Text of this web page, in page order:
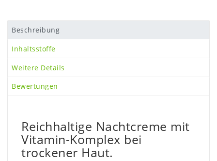
Beschreibung
Inhaltsstoffe
Weitere Details
Bewertungen
Reichhaltige Nachtcreme mit
Vitamin-Komplex bei
trockener Haut.